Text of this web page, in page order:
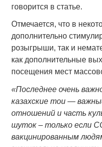
говорится в статье.
Отмечается, что в
дополнительно
розыгрыши, так и
как дополнительные
посещения мест
«Последнее очень
казахские тои ―
отношений и часть
шуток – только если
вакцинированным